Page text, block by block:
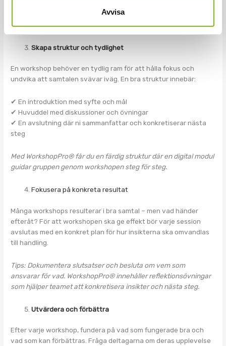
Avvisa
WorkshopPro® inkluderar diskussionsfrågor och interaktiva
moment som hjälper gruppen att engagera sig direkt.
Skapa struktur och tydlighet
En workshop behöver en tydlig ram för att hålla fokus och
undvika att samtalen svävar iväg. En bra struktur innebär:
✔ En introduktion med syfte och mål
✔ Huvuddel med diskussioner och övningar
✔ En avslutning där ni sammanfattar och konkretiserar nästa
steg
Med WorkshopPro® får du en färdig struktur där en digital modul
guidar gruppen genom workshopen steg för steg.
Fokusera på konkreta resultat
Många workshops resulterar i bra samtal – men vad händer
efteråt? För att workshopen ska ge effekt bör varje session
avslutas med en konkret plan för hur insikterna ska omvandlas
till handling.
Tips: Dokumentera slutsatser och besluta om vem som
ansvarar för vad. WorkshopPro® innehåller reflektionsövningar
som hjälper teamet att konkretisera insikter och nästa steg.
Utvärdera och förbättra
Efter varje workshop, fundera på vad som fungerade bra och
vad som kan förbättras. Fråga deltagarna om deras upplevelse